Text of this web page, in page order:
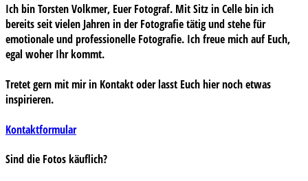
Ich bin Torsten Volkmer, Euer Fotograf. Mit Sitz in Celle bin ich
bereits seit vielen Jahren in der Fotografie tätig und stehe für
emotionale und professionelle Fotografie. Ich freue mich auf Euch,
egal woher Ihr kommt.
Tretet gern mit mir in Kontakt oder lasst Euch hier noch etwas
inspirieren.
Kontaktformular
Sind die Fotos käuflich?